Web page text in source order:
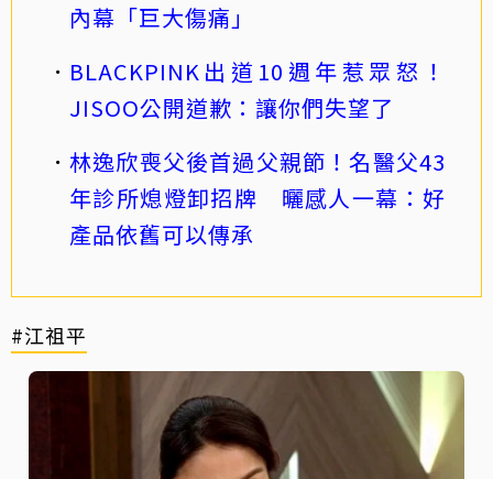
內幕「巨大傷痛」
BLACKPINK出道10週年惹眾怒！
JISOO公開道歉：讓你們失望了
林逸欣喪父後首過父親節！名醫父43
年診所熄燈卸招牌 曬感人一幕：好
產品依舊可以傳承
#江祖平